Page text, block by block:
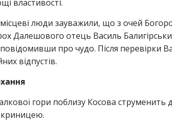
властивості.
люди зауважили, що з очей
Далешового отець Василь
повідомивши про чудо. Після перевірки
відпустів.
гори поблизу Косова